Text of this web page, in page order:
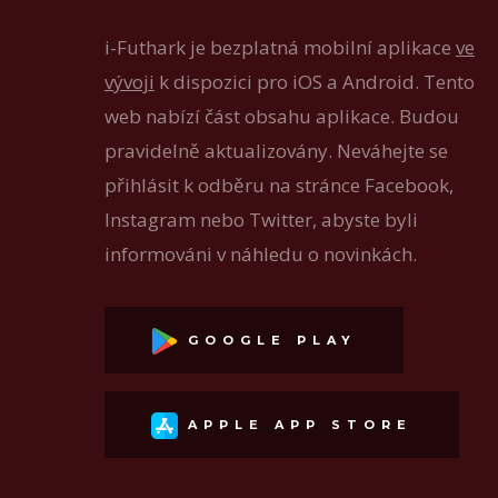
i-Futhark je bezplatná mobilní aplikace ve
vývoji k dispozici pro iOS a Android. Tento
web nabízí část obsahu aplikace. Budou
pravidelně aktualizovány. Neváhejte se
přihlásit k odběru na stránce Facebook,
Instagram nebo Twitter, abyste byli
informováni v náhledu o novinkách.
GOOGLE PLAY
APPLE APP STORE